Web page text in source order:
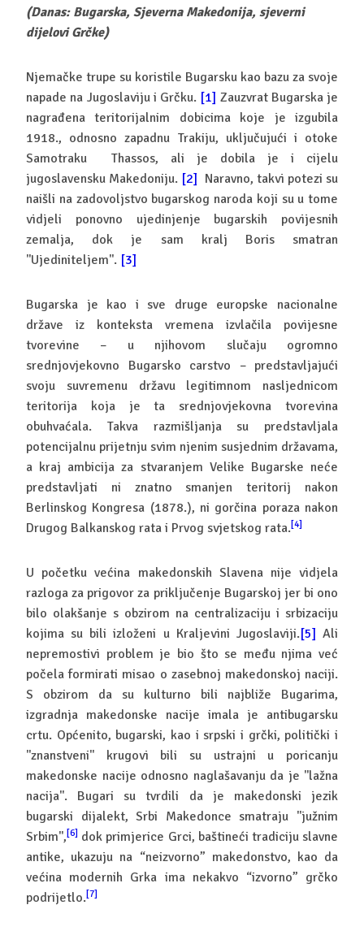
(Danas: Bugarska, Sjeverna Makedonija, sjeverni
dijelovi Grčke)
Njemačke trupe su koristile Bugarsku kao bazu za svoje
napade na Jugoslaviju i Grčku. [1] Zauzvrat Bugarska je
nagrađena teritorijalnim dobicima koje je izgubila
1918., odnosno zapadnu Trakiju, uključujući i otoke
Samotraku Thassos, ali je dobila je i cijelu
jugoslavensku Makedoniju. [2] Naravno, takvi potezi su
naišli na zadovoljstvo bugarskog naroda koji su u tome
vidjeli ponovno ujedinjenje bugarskih povijesnih
zemalja, dok je sam kralj Boris smatran
''Ujediniteljem''. [3]
Bugarska je kao i sve druge europske nacionalne
države iz konteksta vremena izvlačila povijesne
tvorevine – u njihovom slučaju ogromno
srednjovjekovno Bugarsko carstvo – predstavljajući
svoju suvremenu državu legitimnom nasljednicom
teritorija koja je ta srednjovjekovna tvorevina
obuhvaćala. Takva razmišljanja su predstavljala
potencijalnu prijetnju svim njenim susjednim državama,
a kraj ambicija za stvaranjem Velike Bugarske neće
predstavljati ni znatno smanjen teritorij nakon
Berlinskog Kongresa (1878.), ni gorčina poraza nakon
Drugog Balkanskog rata i Prvog svjetskog rata.[4]
U početku većina makedonskih Slavena nije vidjela
razloga za prigovor za priključenje Bugarskoj jer bi ono
bilo olakšanje s obzirom na centralizaciju i srbizaciju
kojima su bili izloženi u Kraljevini Jugoslaviji.[5] Ali
nepremostivi problem je bio što se među njima već
počela formirati misao o zasebnoj makedonskoj naciji.
S obzirom da su kulturno bili najbliže Bugarima,
izgradnja makedonske nacije imala je antibugarsku
crtu. Općenito, bugarski, kao i srpski i grčki, politički i
''znanstveni'' krugovi bili su ustrajni u poricanju
makedonske nacije odnosno naglašavanju da je ''lažna
nacija''. Bugari su tvrdili da je makedonski jezik
bugarski dijalekt, Srbi Makedonce smatraju ''južnim
Srbim'',[6] dok primjerice Grci, baštineći tradiciju slavne
antike, ukazuju na “neizvorno” makedonstvo, kao da
većina modernih Grka ima nekakvo “izvorno” grčko
podrijetlo.[7]